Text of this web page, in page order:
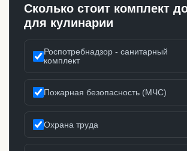
Сколько стоит комплект
для кулинарии
Роспотребнадзор - санитарный
комплект
Пожарная безопасность (МЧС)
Охрана труда